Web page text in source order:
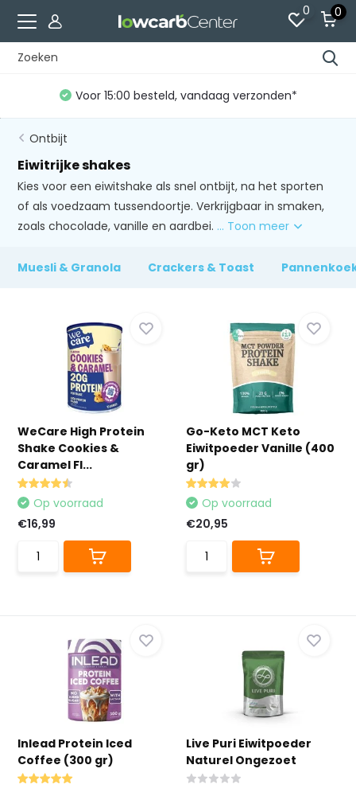
0 0
Voor 15:00 besteld, vandaag verzonden*
Ontbijt
Eiwitrijke shakes
Kies voor een eiwitshake als snel ontbijt, na het sporten
of als voedzaam tussendoortje. Verkrijgbaar in smaken,
zoals chocolade, vanille en aardbei. ... Toon meer
Muesli & Granola Crackers & Toast
WeCare High Protein
Shake Cookies &
Caramel Fl...
Op voorraad
€16,99
Go-Keto MCT Keto
Eiwitpoeder Vanille (400
gr)
Op voorraad
€20,95
Inlead Protein Iced
Coffee (300 gr)
Live Puri Eiwitpoeder
Naturel Ongezoet